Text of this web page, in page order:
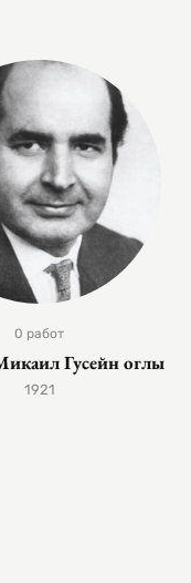
0 работ
Гусейн оглы
1921